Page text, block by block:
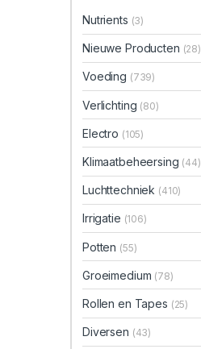
Nutrients (3)
Nieuwe Producten (28)
Voeding (739)
Verlichting (80)
Electro (105)
Klimaatbeheersing (44)
Luchttechniek (410)
Irrigatie (106)
Potten (55)
Groeimedium (78)
Rollen en Tapes (25)
Diversen (43)